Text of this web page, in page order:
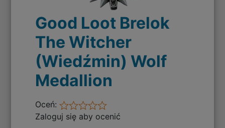
Good Loot Brelok
The Witcher
(Wiedźmin) Wolf
Medallion
Oceń:
Zaloguj się aby ocenić